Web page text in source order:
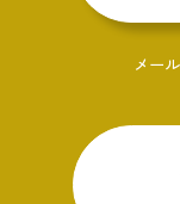
メー